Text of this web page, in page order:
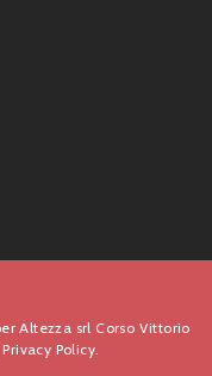
Altezza srl Corso Vittorio
Privacy Policy.